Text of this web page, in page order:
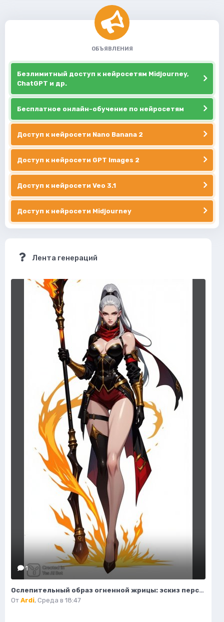
ОБЪЯВЛЕНИЯ
Безлимитный доступ к нейросетям Midjourney,
ChatGPT и др.
Бесплатное онлайн-обучение по нейросетям
Доступ к нейросети Nano Banana 2
Доступ к нейросети GPT Images 2
Доступ к нейросети Veo 3.1
Доступ к нейросети Midjourney
Лента генераций
1
Ослепительный образ огненной жрицы: эскиз персонажа в стиле фэнтези. Изображение из нейросети Flux 1
От Ardi, Среда в 18:47